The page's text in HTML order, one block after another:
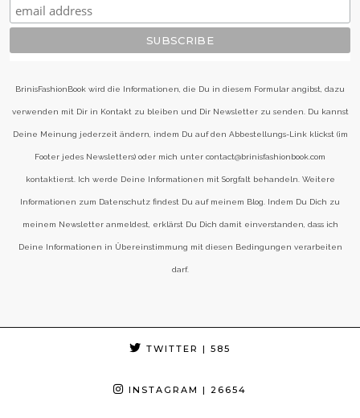
BrinisFashionBook wird die Informationen, die Du in diesem Formular angibst, dazu
verwenden mit Dir in Kontakt zu bleiben und Dir Newsletter zu senden. Du kannst
Deine Meinung jederzeit ändern, indem Du auf den Abbestellungs-Link klickst (im
Footer jedes Newsletters) oder mich unter contact@brinisfashionbook.com
kontaktierst. Ich werde Deine Informationen mit Sorgfalt behandeln. Weitere
Informationen zum Datenschutz findest Du auf meinem Blog. Indem Du Dich zu
meinem Newsletter anmeldest, erklärst Du Dich damit einverstanden, dass ich
Deine Informationen in Übereinstimmung mit diesen Bedingungen verarbeiten
darf.
TWITTER | 585
INSTAGRAM | 26654